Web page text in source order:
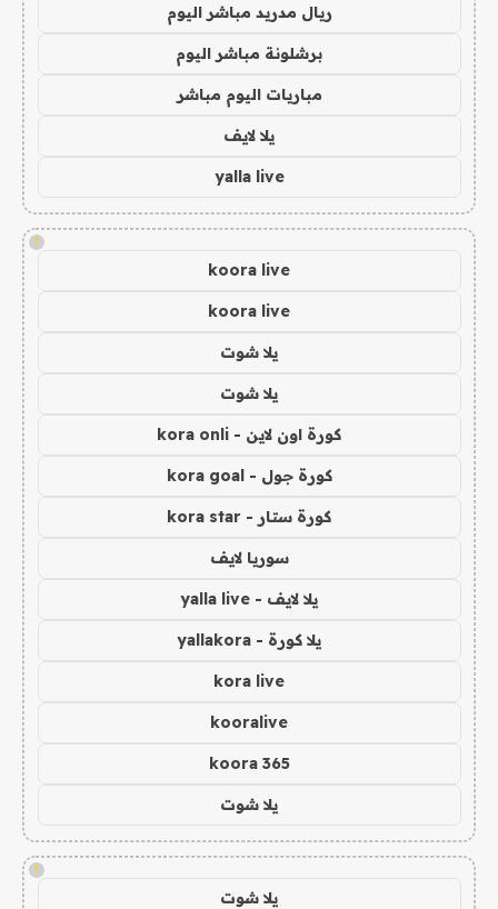
ريال مدريد مباشر اليوم
برشلونة مباشر اليوم
مباريات اليوم مباشر
يلا لايف
yalla live
!
koora live
koora live
يلا شوت
يلا شوت
كورة اون لاين - kora onli
كورة جول - kora goal
كورة ستار - kora star
سوريا لايف
يلا لايف - yalla live
يلا كورة - yallakora
kora live
kooralive
koora 365
يلا شوت
!
يلا شوت